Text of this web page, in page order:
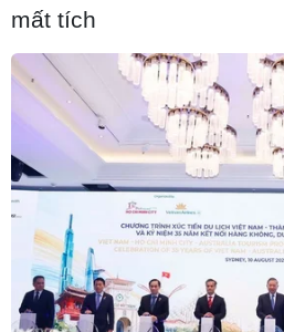
Quốc tế Sheremetyevo
07/08/2026 00:22
mất tích